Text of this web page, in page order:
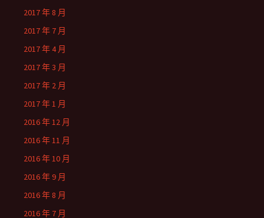
2017 年 8 月
2017 年 7 月
2017 年 4 月
2017 年 3 月
2017 年 2 月
2017 年 1 月
2016 年 12 月
2016 年 11 月
2016 年 10 月
2016 年 9 月
2016 年 8 月
2016 年 7 月